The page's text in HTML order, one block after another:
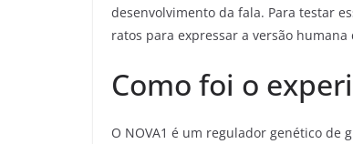
desenvolvimento da fala. Para testar
ratos para expressar a versão
Como foi o
O NOVA1 é um regulador genético